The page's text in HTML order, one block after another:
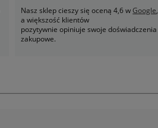
Nasz sklep cieszy się oceną 4,6 wGoogle,
a większość klientów
pozytywnie opiniuje swoje doświadczenia
zakupowe.